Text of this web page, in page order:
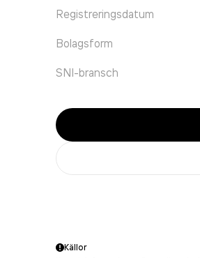
Registreringsdatum
Bolagsform
SNI-bransch
Källor